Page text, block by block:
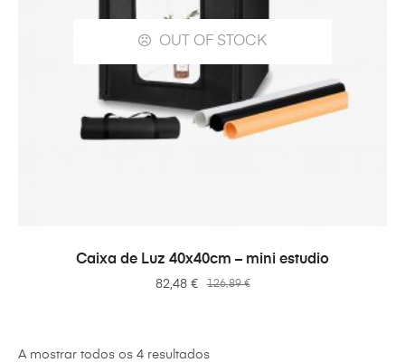
OUT OF STOCK
VER OPÇÕES
Caixa de Luz 40x40cm – mini estudio
126,89€
82,48 €
A mostrar todos os 4 resultados